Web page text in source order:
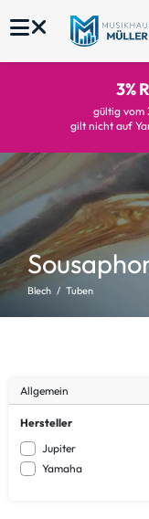
3%
gültig vom
gilt nicht auf
Blech Tuben
Allgemein
Hersteller
Jupiter
Yamaha